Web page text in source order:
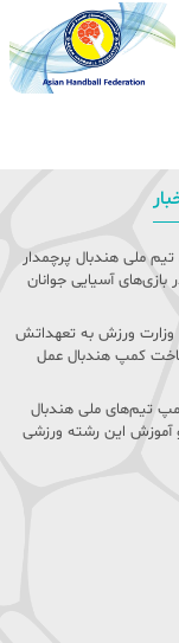
تیم ملی هندبال پرچمدار
بازی‌های آسیایی جوانان
وزارت ورزش به تعهداتش
کمپ هندبال عمل
تیم‌های ملی هندبال
آموزش این رشته ورزشی